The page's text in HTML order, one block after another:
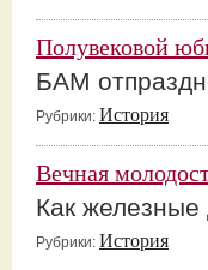
Полувековой
БАМ
Рубрики: История
Вечная
Как железные
Рубрики: История